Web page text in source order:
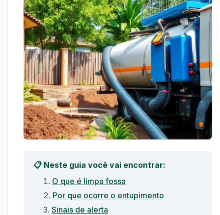
📋 Neste guia você vai encontrar:
O que é limpa fossa
Por que ocorre o entupimento
Sinais de alerta